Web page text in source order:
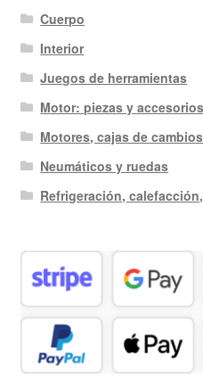
Cuerpo
Interior
Juegos de herramientas
Motor: piezas y accesorios
Motores, cajas de cambios
Neumáticos y ruedas
Refrigeración,